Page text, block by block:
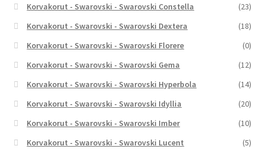
Korvakorut - Swarovski - Swarovski Constella
(23)
Korvakorut - Swarovski - Swarovski Dextera
(18)
Korvakorut - Swarovski - Swarovski Florere
(0)
Korvakorut - Swarovski - Swarovski Gema
(12)
Korvakorut - Swarovski - Swarovski Hyperbola
(14)
Korvakorut - Swarovski - Swarovski Idyllia
(20)
Korvakorut - Swarovski - Swarovski Imber
(10)
Korvakorut - Swarovski - Swarovski Lucent
(5)